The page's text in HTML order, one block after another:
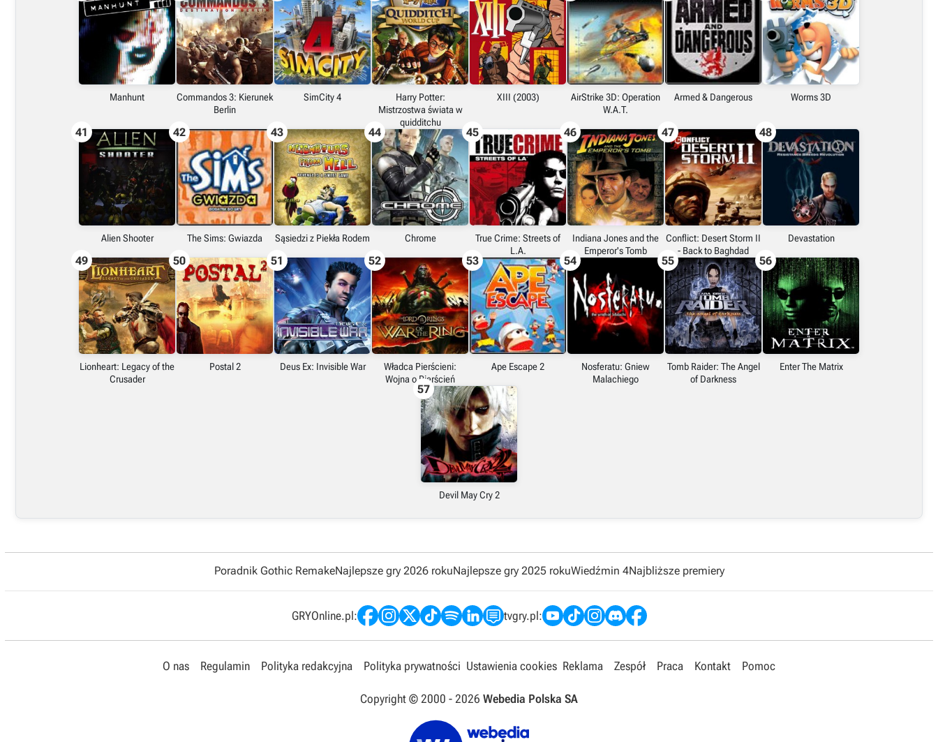
Manhunt
Commandos 3: Kierunek
Berlin
SimCity 4
Harry Potter:
Mistrzostwa świata w
quidditchu
XIII (2003)
AirStrike 3D: Operation
W.A.T.
Armed & Dangerous Worms 3D
41
Alien Shooter
42
The Sims: Gwiazda
43
Sąsiedzi z Piekła Rodem
44
Chrome
45
True Crime: Streets of
L.A.
46
Indiana Jones and the
Emperor's Tomb
47
Conflict: Desert Storm II
- Back to Baghdad
48
Devastation
49
Lionheart: Legacy of the
Crusader
50
Postal 2
51
Deus Ex: Invisible War
52
Władca Pierścieni:
Wojna o Pierścień
53
Ape Escape 2
54
Nosferatu: Gniew
Malachiego
55
Tomb Raider: The Angel
of Darkness
56
Enter The Matrix
57
Devil May Cry 2
Poradnik Gothic RemakeNajlepsze gry 2026 rokuNajlepsze gry 2025 rokuWiedźmin 4Najbliższe premiery
GRYOnline.pl: tvgry.pl:
O nas Regulamin Polityka redakcyjna Polityka prywatności Ustawienia cookies Reklama Zespół Praca Kontakt Pomoc
Copyright © 2000 - 2026 Webedia Polska SA